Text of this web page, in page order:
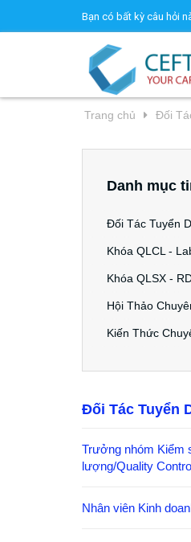
Bạn có bất kỳ câu hỏi
Trang chủ Đối
Danh mục
Đối Tác Tuyển
Khóa QLCL -
Khóa QLSX -
Hội Thảo
Kiến Thức
Đối Tác Tuyển
Trưởng nhóm Kiểm
lượng/Quality
Nhân viên Kinh